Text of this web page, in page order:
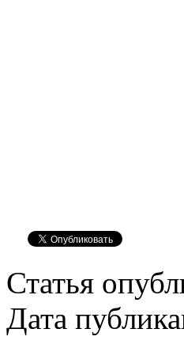
Статья
Дата